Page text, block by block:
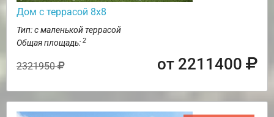
Дом с террасой 8х8
Тип: с маленькой террасой
Общая площадь: 2
2321950 от 2211400